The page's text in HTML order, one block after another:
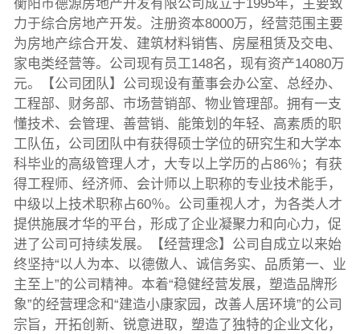
衡阳市德源房地产开发有限公司成立于1995年，主要致
力于综合房地产开发。注册资本8000万，经营范围主要
为房地产综合开发、建筑材料销售、房屋租赁及交电、
家电类经营等。公司现有员工148名，现有资产14080万
元。【公司团队】公司现设有董事会办公室、总经办、
工程部、财务部、市场营销部、物业管理部。拥有一支
懂技术、会管理、善营销、能策划的年轻、高素质的职
工队伍，公司团队中有获得硕士学位的研究生和大学本
科毕业的高级管理人才，大专以上学历的占86％；有获
得工程师、经济师、会计师以上职称的专业技术能手，
中级以上技术职称占60％。公司重视人才，为各类人才
提供施展才华的平台，形成了企业凝聚力和向心力，促
进了公司可持续发展。【经营理念】公司自成立以来始
终坚持“以人为本、以德傲人、诚信务实、品质第一、业
主至上”的公司精神。本着“稳健经营发展，塑造品牌形
象”的经营理念和“建造小康家园，改善人居环境”的公司
宗旨，开拓创新、锐意进取，塑造了独特的企业文化，